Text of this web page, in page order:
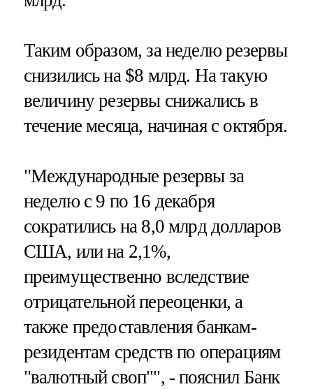
Таким образом, за неделю резервы
снизились на $8 млрд. На такую
величину резервы снижались в
течение месяца, начиная с октября.
"Международные резервы за
неделю с 9 по 16 декабря
сократились на 8,0 млрд долларов
США, или на 2,1%,
преимущественно вследствие
отрицательной переоценки, а
также предоставления банкам-
резидентам средств по операциям
"валютный своп"", - пояснил Банк